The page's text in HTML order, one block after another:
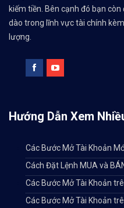
kiếm tiền. Bên cạnh đó bạn
dào trong lĩnh vực tài chính
lượng.
Hướng Dẫn Xem
Các Bước Mở Tài Khoản
Cách Đặt Lệnh MUA và
Các Bước Mở Tài Khoản
Các Bước Mở Tài Khoản